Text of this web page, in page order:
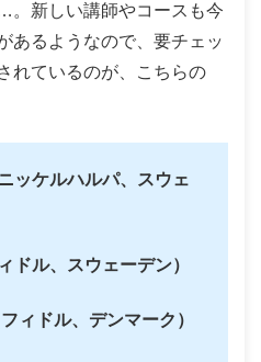
。新しい講師やコースも今
あるようなので、要チェッ
れているのが、こちらの
ッケルハルパ、スウェ
ドル、スウェーデン）
ィドル、デンマーク）